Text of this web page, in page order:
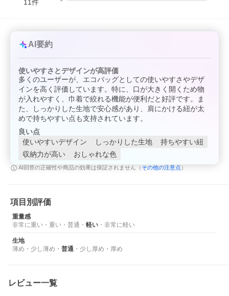
旅がもっとスマートに。
11件
AI要約
使いやすさとデザインが高評価
多くのユーザーが、エコバッグとしての使いやすさやデザ
インを高く評価しています。特に、口が大きく開くため物
が入れやすく、巾着で絞れる機能が便利だと好評です。ま
た、しっかりした生地で安心感があり、肩にかける紐が太
めで持ちやすい点も支持されています。
良い点
使いやすいデザイン
しっかりした生地
持ちやすい紐
収納力が高い
おしゃれな色
AI回答の正確性や商品の効果は保証されません（ その他の注意点 ）
項目別評価
重量感
非常に重い ・ 重い ・ 普通 ・ 軽い ・ 非常に軽い
生地
薄め ・ 少し薄め ・ 普通 ・ 少し厚め ・ 厚め
レビュー一覧